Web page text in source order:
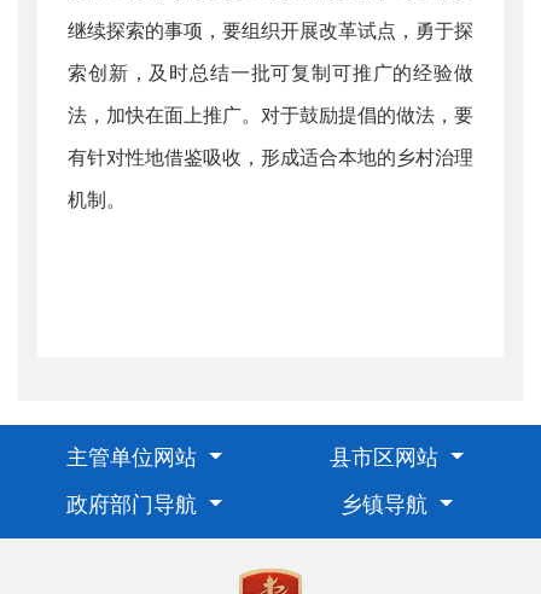
继续探索的事项，要组织开展改革试点，勇于探
索创新，及时总结一批可复制可推广的经验做
法，加快在面上推广。对于鼓励提倡的做法，要
有针对性地借鉴吸收，形成适合本地的乡村治理
机制。
主管单位网站
县市区网站
政府部门导航
乡镇导航